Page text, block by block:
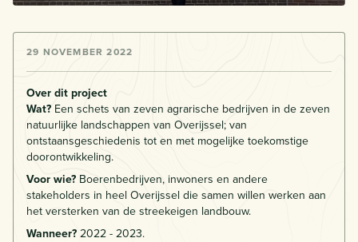
29 NOVEMBER 2022
Over dit project
Wat? Een schets van zeven agrarische bedrijven in de zeven
natuurlijke landschappen van Overijssel; van
ontstaansgeschiedenis tot en met mogelijke toekomstige
doorontwikkeling.
Voor wie? Boerenbedrijven, inwoners en andere
stakeholders in heel Overijssel die samen willen werken aan
het versterken van de streekeigen landbouw.
Wanneer? 2022 - 2023.